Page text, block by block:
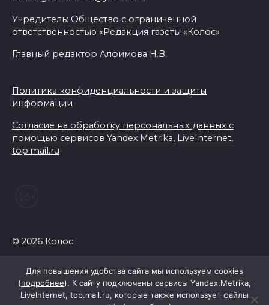
Учредитель: Общество с ограниченной
ответственностью «Редакция газеты «Колос»
Главный редактор Алфимова Н.В.
Политика конфиденциальности и защиты
информации
Согласие на обработку персональных данных с
помощью сервисов Yandex.Metrika, LiveInternet,
top.mail.ru
© 2026 Колос
Для повышения удобства сайта мы используем cookies
(подробнее). К сайту подключены сервисы Yandex.Metrika,
LiveInternet, top.mail.ru, которые также использует файлы